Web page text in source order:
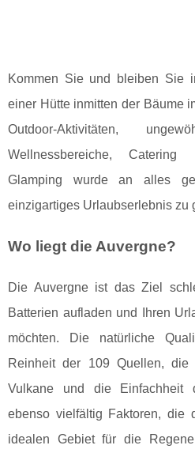
Kommen Sie und bleiben Sie
einer Hütte inmitten der Bäume
Outdoor-Aktivitäten,
Wellnessbereiche,
Glamping wurde an alles
einzigartiges Urlaubserlebnis zu
Wo liegt die Auvergne?
Die Auvergne ist das Ziel
Batterien aufladen und Ihren
möchten. Die natürliche
Reinheit der 109 Quellen,
Vulkane und die Einfachheit
ebenso vielfältig Faktoren, die
idealen Gebiet für die